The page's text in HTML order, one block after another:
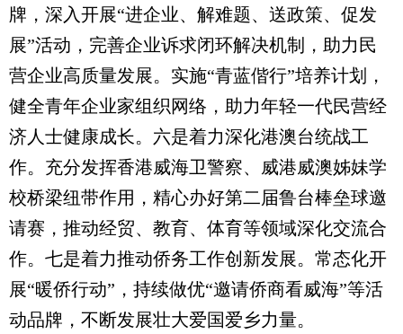
牌，深入开展“进企业、解难题、送政策、促发
展”活动，完善企业诉求闭环解决机制，助力民
营企业高质量发展。实施“青蓝偕行”培养计划，
健全青年企业家组织网络，助力年轻一代民营经
济人士健康成长。六是着力深化港澳台统战工
作。充分发挥香港威海卫警察、威港威澳姊妹学
校桥梁纽带作用，精心办好第二届鲁台棒垒球邀
请赛，推动经贸、教育、体育等领域深化交流合
作。七是着力推动侨务工作创新发展。常态化开
展“暖侨行动”，持续做优“邀请侨商看威海”等活
动品牌，不断发展壮大爱国爱乡力量。